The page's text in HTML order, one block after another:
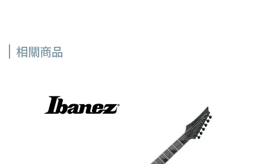
相關商品